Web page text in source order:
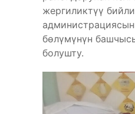
жергиликтүү
бөлүмүнүн
болушту.